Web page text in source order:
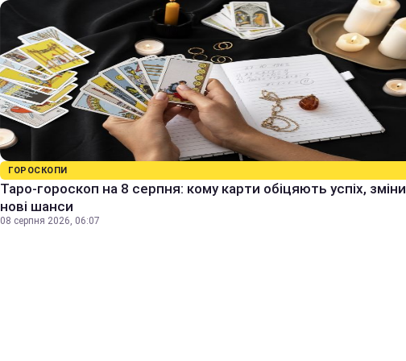
ГОРОСКОПИ
Таро-гороскоп на 8 серпня: кому карти обіцяють успіх,
нові шанси
08 серпня 2026, 06:07